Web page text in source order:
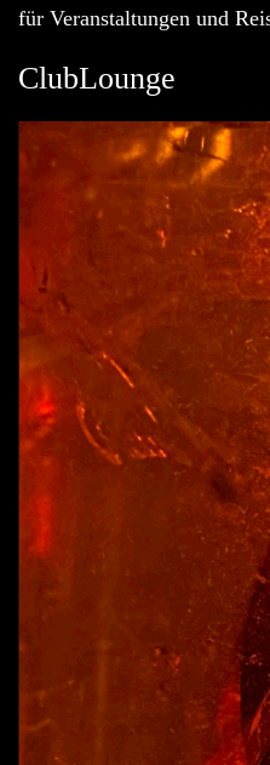
für Veranstaltungen und
ClubLounge